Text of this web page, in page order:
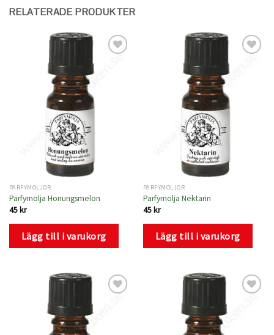
RELATERADE PRODUKTER
önskelistan
PARFYMOLJOR
Parfymolja Honungsmelon
45 kr
Lägg till i varukorg
önskelistan
PARFYMOLJOR
Parfymolja Nektarin
45 kr
Lägg till i varukorg
önskelistan
önskelistan